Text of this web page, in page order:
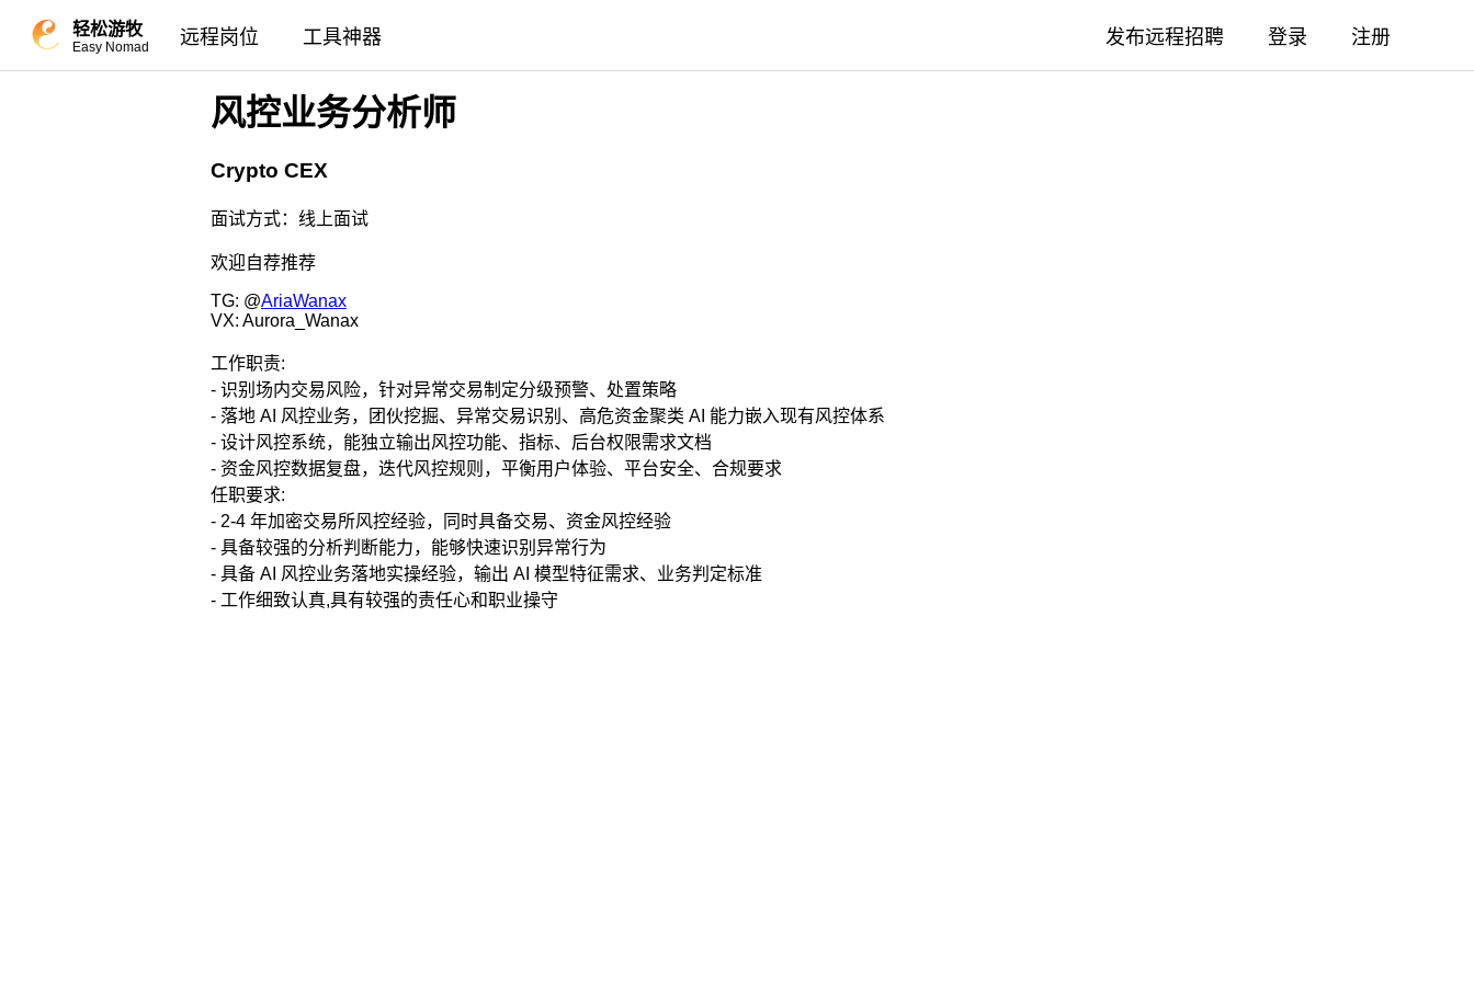
轻松游牧
Easy Nomad 远程岗位 工具神器 发布远程招聘 登录 注册
风控业务分析师
Crypto CEX
面试方式：线上面试
欢迎自荐推荐
TG: @AriaWanax
VX: Aurora_Wanax
工作职责:
- 识别场内交易风险，针对异常交易制定分级预警、处置策略
- 落地 AI 风控业务，团伙挖掘、异常交易识别、高危资金聚类 AI 能力嵌入现有风控体系
- 设计风控系统，能独立输出风控功能、指标、后台权限需求文档
- 资金风控数据复盘，迭代风控规则，平衡用户体验、平台安全、合规要求
任职要求:
- 2-4 年加密交易所风控经验，同时具备交易、资金风控经验
- 具备较强的分析判断能力，能够快速识别异常行为
- 具备 AI 风控业务落地实操经验，输出 AI 模型特征需求、业务判定标准
- 工作细致认真,具有较强的责任心和职业操守